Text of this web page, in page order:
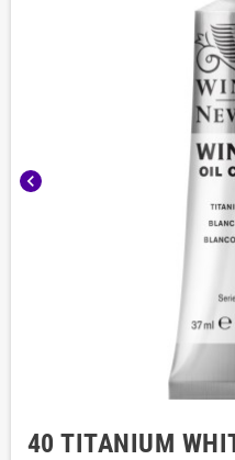
chevron_left
40 TITANIUM